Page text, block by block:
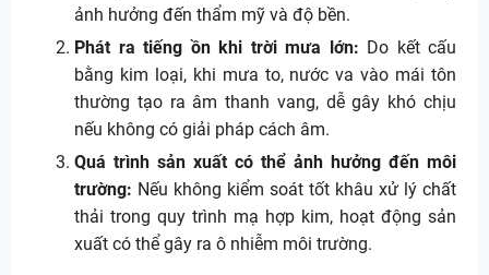
ảnh hưởng đến thẩm mỹ và độ bền.
Phát ra tiếng ồn khi trời mưa lớn: Do kết cấu
bằng kim loại, khi mưa to, nước va vào mái tôn
thường tạo ra âm thanh vang, dễ gây khó chịu
nếu không có giải pháp cách âm.
Quá trình sản xuất có thể ảnh hưởng đến môi
trường: Nếu không kiểm soát tốt khâu xử lý chất
thải trong quy trình mạ hợp kim, hoạt động sản
xuất có thể gây ra ô nhiễm môi trường.